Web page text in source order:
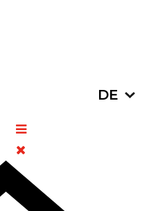
DE
der
aus dem Leben